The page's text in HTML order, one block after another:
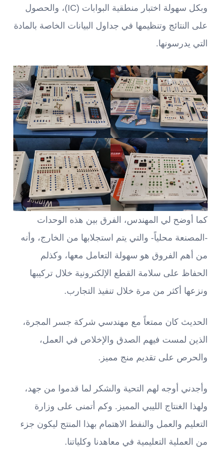
وبكل سهولة اختبار منطقية البوابات (IC)، والحصول
على النتائج وتنظيمها في جداول البيانات الخاصة بالمادة
التي يدرسونها.
كما أوضح لي المهندس، الفرق بين هذه الوحدات
-المصنعة محلياً- والتي يتم استجلابها من الخارج، وأنه
من أهم الفروق هو سهولة التعامل معها، وكذلم
الحفاظ على سلامة القطع الإلكترونية خلال تركيبها
ونزعها أكثر من مرة خلال تنفيذ التجارب.
الحديث كان ممتعاً مع مهندسي شركة جسر المجرة،
الذين لمست فيهم الصدق والإخلاص في العمل،
والحرص على تقديم منج مميز.
وأجدني أوجه لهم التحية والشكر لما قدموا من جهد،
ولهذا الغنتاج الليبي المميز. وكم أتمنى على وزارة
التعليم والعمل والنفط الاهتمام بهذا المنتج ليكون جزء
من العملية التعليمية في معاهدنا وكلياتنا.